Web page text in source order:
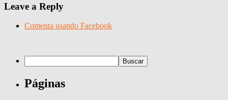
Leave a Reply
Comenta usando Facebook
Páginas